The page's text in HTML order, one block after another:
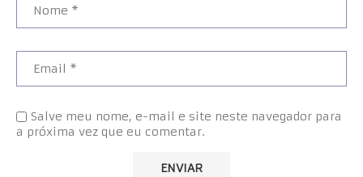
Salve meu nome, e-mail e site neste navegador para
a próxima vez que eu comentar.